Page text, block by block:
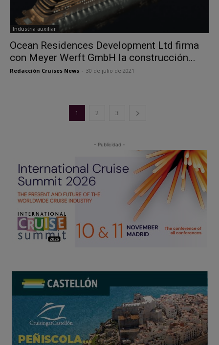
Industria auxiliar
Ocean Residences Development Ltd firma
con Meyer Werft GmbH la construcción...
Redacción Cruises News 30 de julio de 2021
1 2 3
- Publicidad -